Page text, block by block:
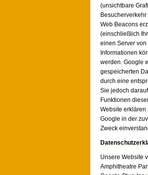
(unsichtbare
Web Beacons
(einschließlich
einen Server
Informationen
werden. Google
gespeicherten
durch eine
Sie jedoch
Funktionen
Website erklären
Google in der
Zweck
Unsere Website
Amphitheatre